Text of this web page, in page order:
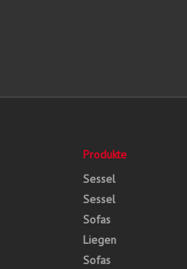
Produkte
Sessel
Sessel
Sofas
Liegen
Sofas